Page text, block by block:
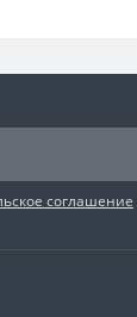
соглашение